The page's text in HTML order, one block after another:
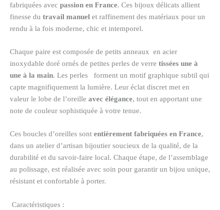
fabriquées avec passion en France. Ces bijoux délicats allient
finesse du travail manuel et raffinement des matériaux pour un
rendu à la fois moderne, chic et intemporel.
Chaque paire est composée de petits anneaux en acier
inoxydable doré ornés de petites perles de verre tissées une à
une à la main. Les perles forment un motif graphique subtil qui
capte magnifiquement la lumière. Leur éclat discret met en
valeur le lobe de l’oreille avec élégance, tout en apportant une
note de couleur sophistiquée à votre tenue.
Ces boucles d’oreilles sont entièrement fabriquées en France,
dans un atelier d’artisan bijoutier soucieux de la qualité, de la
durabilité et du savoir-faire local. Chaque étape, de l’assemblage
au polissage, est réalisée avec soin pour garantir un bijou unique,
résistant et confortable à porter.
Caractéristiques :